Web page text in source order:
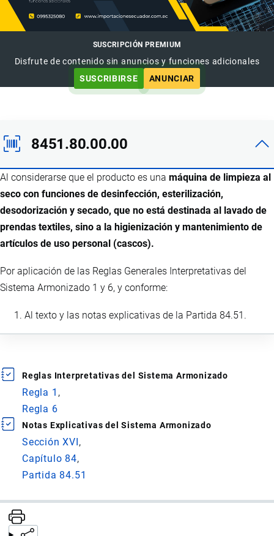
SUSCRIPCIÓN PREMIUM
Disfrute de contenido sin anuncios y funciones adicionales
SUSCRIBIRSE
ANUNCIAR
8451.80.00.00
Al considerarse que el producto es una máquina de limpieza al
seco con funciones de desinfección, esterilización,
desodorización y secado, que no está destinada al lavado de
prendas textiles, sino a la higienización y mantenimiento de
artículos de uso personal (cascos).
Por aplicación de las Reglas Generales Interpretativas del
Sistema Armonizado 1 y 6, y conforme:
Al texto y las notas explicativas de la Partida 84.51.
Reglas Interpretativas del Sistema Armonizado
Regla 1
Regla 6
Notas Explicativas del Sistema Armonizado
Sección XVI
Capítulo 84
Partida 84.51